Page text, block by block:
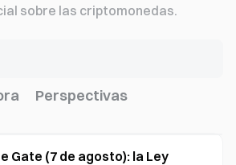
sobre las criptomonedas.
Perspectivas
Gate (7 de agosto): la Ley